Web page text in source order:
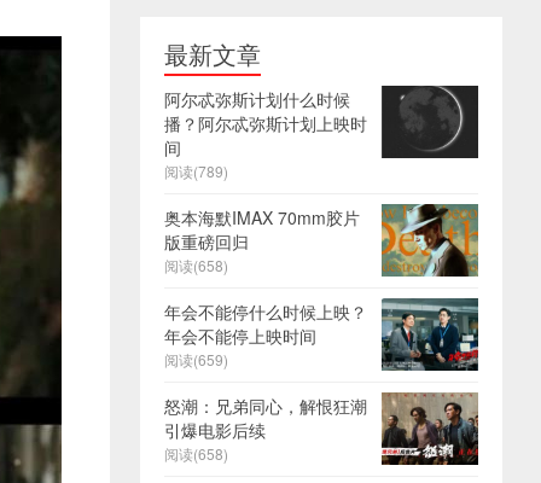
最新文章
阿尔忒弥斯计划什么时候
播？阿尔忒弥斯计划上映时
间
阅读(789)
奥本海默IMAX 70mm胶片
版重磅回归
阅读(658)
年会不能停什么时候上映？
年会不能停上映时间
阅读(659)
怒潮：兄弟同心，解恨狂潮
引爆电影后续
阅读(658)